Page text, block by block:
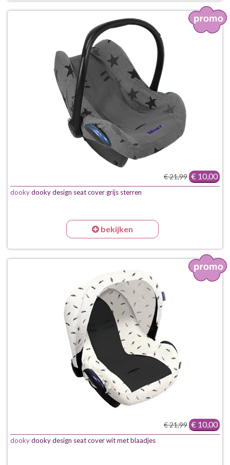
€ 21,99 € 10,00
dookydooky design seat cover grijs sterren
bekijken
€ 21,99 € 10,00
dookydooky design seat cover wit met blaadjes